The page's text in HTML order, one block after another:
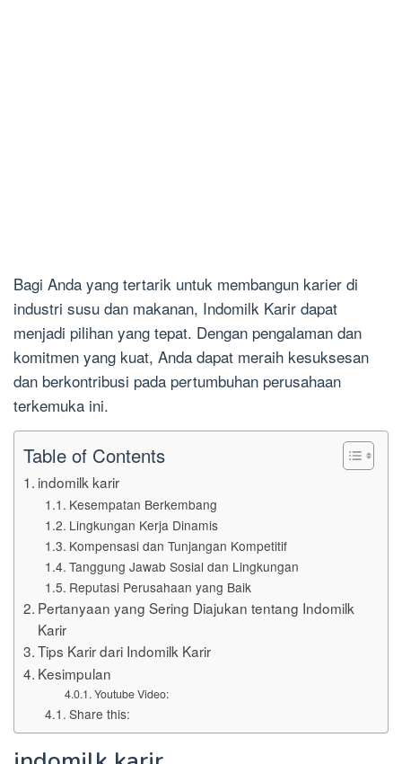
Bagi Anda yang tertarik untuk membangun karier di
industri susu dan makanan, Indomilk Karir dapat
menjadi pilihan yang tepat. Dengan pengalaman dan
komitmen yang kuat, Anda dapat meraih kesuksesan
dan berkontribusi pada pertumbuhan perusahaan
terkemuka ini.
Table of Contents
indomilk karir
Kesempatan Berkembang
Lingkungan Kerja Dinamis
Kompensasi dan Tunjangan Kompetitif
Tanggung Jawab Sosial dan Lingkungan
Reputasi Perusahaan yang Baik
Pertanyaan yang Sering Diajukan tentang Indomilk
Karir
Tips Karir dari Indomilk Karir
Kesimpulan
Youtube Video:
Share this: